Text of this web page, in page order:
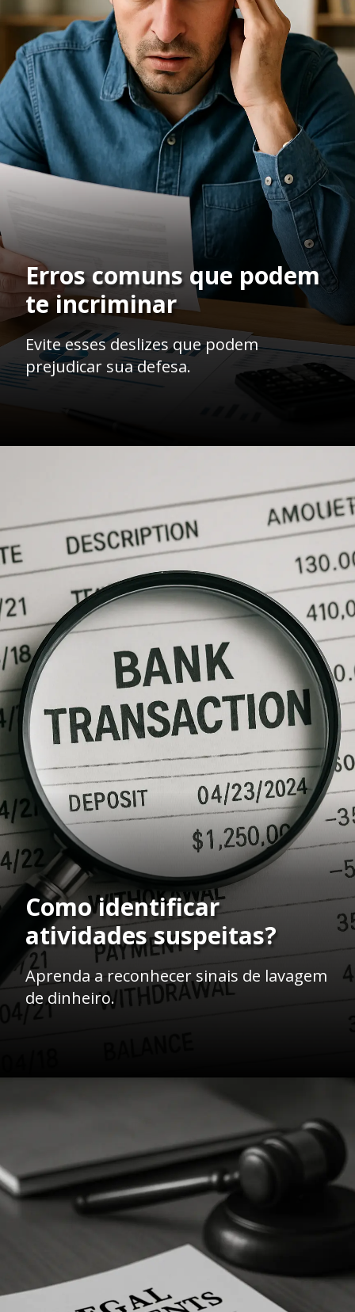
Erros comuns que podem
te incriminar
Evite esses deslizes que podem
prejudicar sua defesa.
Como identificar
atividades suspeitas?
Aprenda a reconhecer sinais de lavagem
de dinheiro.
https://ademilsoncs.adv.br/